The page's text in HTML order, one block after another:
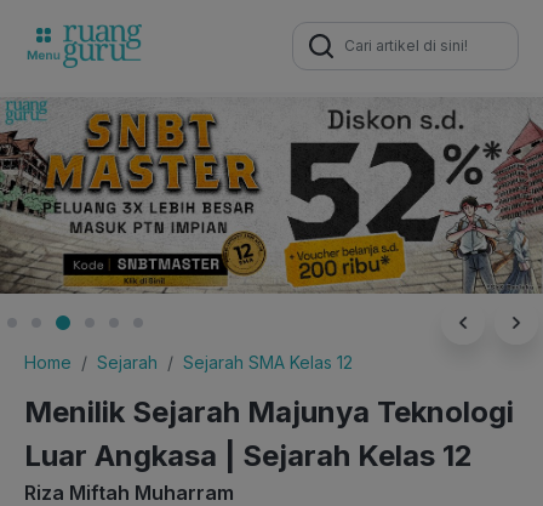
Search
for:
Home Sejarah Sejarah SMA Kelas 12
Menilik Sejarah Majunya Teknologi
Luar Angkasa | Sejarah Kelas 12
Riza Miftah Muharram